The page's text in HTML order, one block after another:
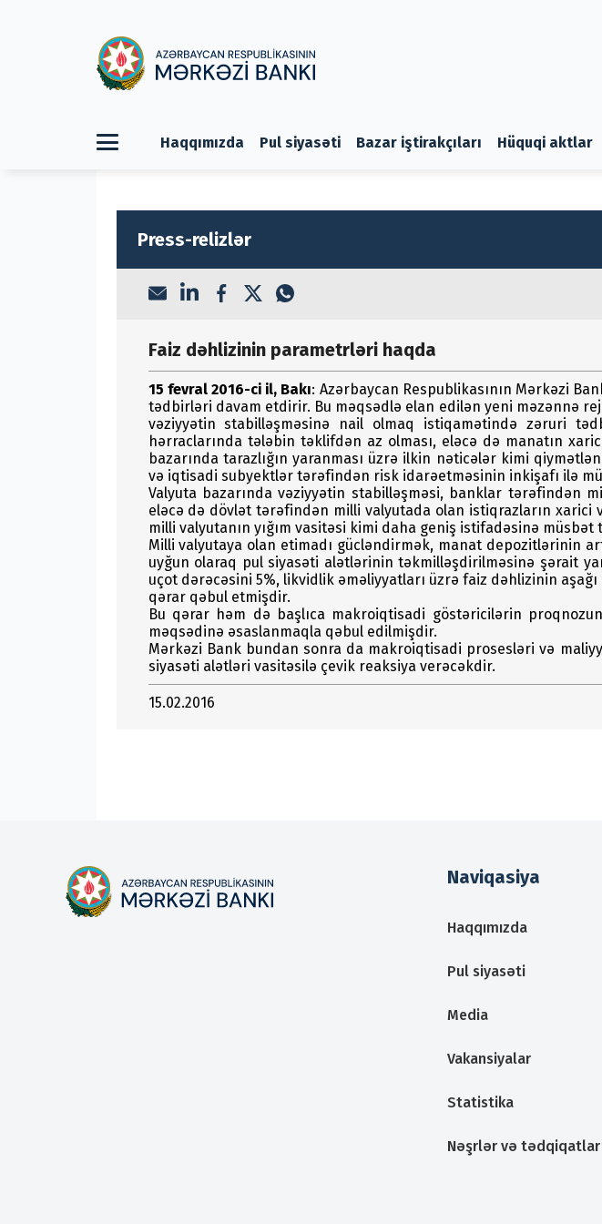
Haqqımızda Pul siyasəti Bazar iştirakçıları Hüquqi aktlar
Press-relizlər
Faiz dəhlizinin parametrləri haqda
15 fevral 2016-ci il, Bakı: Azərbaycan Respublikasının Mərkəzi
tədbirləri davam etdirir. Bu məqsədlə elan edilən yeni məzənnə
vəziyyətin stabilləşməsinə nail olmaq istiqamətində zəruri
hərraclarında tələbin təklifdən az olması, eləcə də manatın
bazarında tarazlığın yaranması üzrə ilkin nəticələr kimi
və iqtisadi subyektlər tərəfindən risk idarəetməsinin inkişafı ilə
Valyuta bazarında vəziyyətin stabilləşməsi, banklar tərəfindən
eləcə də dövlət tərəfindən milli valyutada olan istiqrazların
milli valyutanın yığım vasitəsi kimi daha geniş istifadəsinə
Milli valyutaya olan etimadı gücləndirmək, manat depozitlərinin
uyğun olaraq pul siyasəti alətlərinin təkmilləşdirilməsinə şərait
uçot dərəcəsini 5%, likvidlik əməliyyatları üzrə faiz dəhlizinin
qərar qəbul etmişdir.
Bu qərar həm də başlıca makroiqtisadi göstəricilərin
məqsədinə əsaslanmaqla qəbul edilmişdir.
Mərkəzi Bank bundan sonra da makroiqtisadi prosesləri və
siyasəti alətləri vasitəsilə çevik reaksiya verəcəkdir.
15.02.2016
Naviqasiya
Haqqımızda
Pul siyasəti
Media
Vakansiyalar
Statistika
Nəşrlər və tədqiqatlar